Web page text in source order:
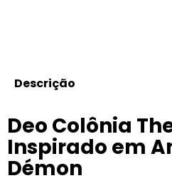
Descrição
Deo Colônia
Inspirado em
Démon